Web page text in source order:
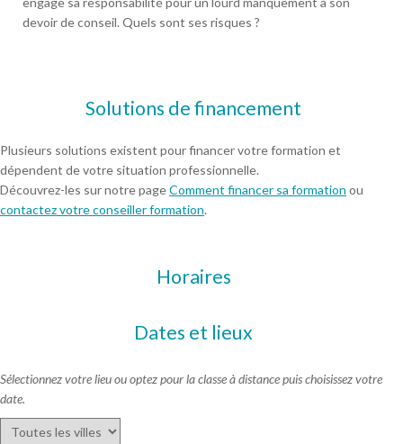
devoir de conseil. Quels sont ses risques ?
Solutions de financement
Plusieurs solutions existent pour financer votre formation et
dépendent de votre situation professionnelle.
Découvrez-les sur notre pageComment financer sa formation ou
contactez votre conseiller formation.
Horaires
Dates et lieux
Sélectionnez votre lieu ou optez pour la classe à distance puis choisissez votre
date.